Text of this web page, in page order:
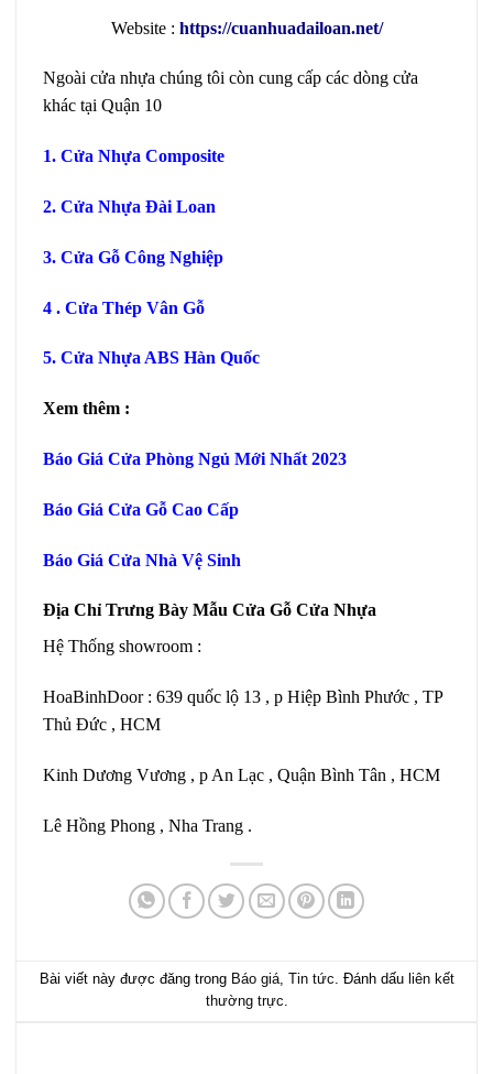
Website : https://cuanhuadailoan.net/
Ngoài cửa nhựa chúng tôi còn cung cấp các dòng cửa
khác tại Quận 10
1. Cửa Nhựa Composite
2. Cửa Nhựa Đài Loan
3. Cửa Gỗ Công Nghiệp
4 . Cửa Thép Vân Gỗ
5. Cửa Nhựa ABS Hàn Quốc
Xem thêm :
Báo Giá Cửa Phòng Ngủ Mới Nhất 2023
Báo Giá Cửa Gỗ Cao Cấp
Báo Giá Cửa Nhà Vệ Sinh
Địa Chỉ Trưng Bày Mẫu Cửa Gỗ Cửa Nhựa
Hệ Thống showroom :
HoaBinhDoor : 639 quốc lộ 13 , p Hiệp Bình Phước , TP
Thủ Đức , HCM
Kinh Dương Vương , p An Lạc , Quận Bình Tân , HCM
Lê Hồng Phong , Nha Trang .
Bài viết này được đăng trong Báo giá, Tin tức. Đánh dấu liên kết
thường trực.